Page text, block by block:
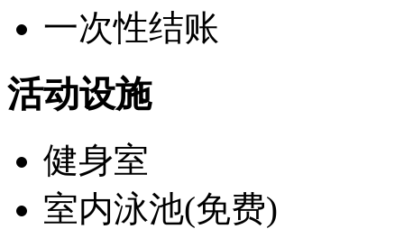
一次性结账
活动设施
健身室
室内泳池(免费)